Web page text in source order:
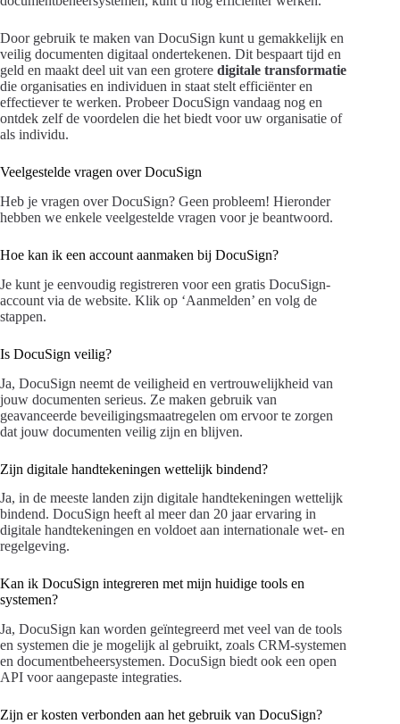
Door gebruik te maken van DocuSign kunt u gemakkelijk en
veilig documenten digitaal ondertekenen. Dit bespaart tijd en
geld en maakt deel uit van een grotere digitale transformatie
die organisaties en individuen in staat stelt efficiënter en
effectiever te werken. Probeer DocuSign vandaag nog en
ontdek zelf de voordelen die het biedt voor uw organisatie of
als individu.
Veelgestelde vragen over DocuSign
Heb je vragen over DocuSign? Geen probleem! Hieronder
hebben we enkele veelgestelde vragen voor je beantwoord.
Hoe kan ik een account aanmaken bij DocuSign?
Je kunt je eenvoudig registreren voor een gratis DocuSign-
account via de website. Klik op ‘Aanmelden’ en volg de
stappen.
Is DocuSign veilig?
Ja, DocuSign neemt de veiligheid en vertrouwelijkheid van
jouw documenten serieus. Ze maken gebruik van
geavanceerde beveiligingsmaatregelen om ervoor te zorgen
dat jouw documenten veilig zijn en blijven.
Zijn digitale handtekeningen wettelijk bindend?
Ja, in de meeste landen zijn digitale handtekeningen wettelijk
bindend. DocuSign heeft al meer dan 20 jaar ervaring in
digitale handtekeningen en voldoet aan internationale wet- en
regelgeving.
Kan ik DocuSign integreren met mijn huidige tools en
systemen?
Ja, DocuSign kan worden geïntegreerd met veel van de tools
en systemen die je mogelijk al gebruikt, zoals CRM-systemen
en documentbeheersystemen. DocuSign biedt ook een open
API voor aangepaste integraties.
Zijn er kosten verbonden aan het gebruik van DocuSign?